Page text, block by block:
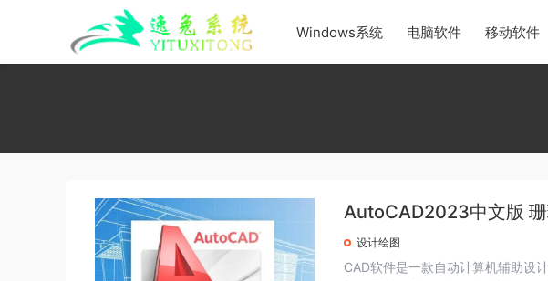
Windows系统 电脑软件 移动软件
AutoCAD2023中文版
设计绘图
CAD软件是一款自动计算机辅助设